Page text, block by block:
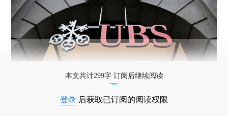
本文共计299字 订阅后继续阅读
登录 后获取已订阅的阅读权限